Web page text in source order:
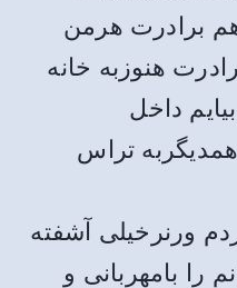
برادرت هرمن
هنوزبه خانه
داخل
تراس
ورنرخیلی آشفته
را بامهربانی و